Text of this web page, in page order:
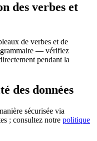
des verbes et
de verbes et de
grammaire — vérifiez
pendant la
des données
sécurisée via
; consultez notre politique